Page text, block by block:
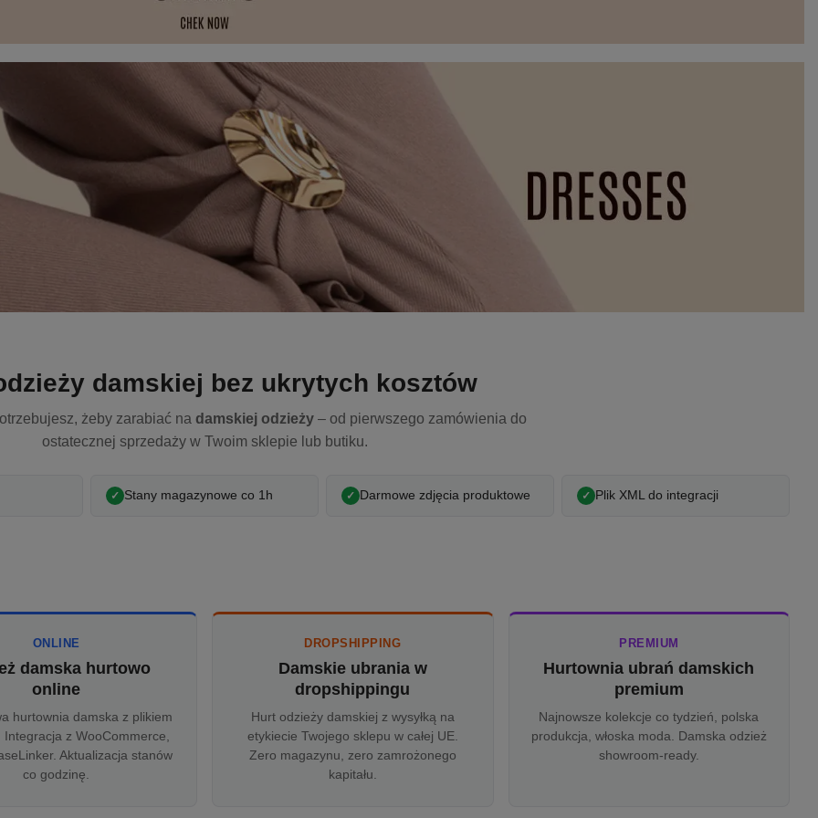
damskiej bez ukrytych kosztów
żeby zarabiać na damskiej odzieży – od pierwszego zamówienia do
ostatecznej sprzedaży w Twoim sklepie lub butiku.
Stany magazynowe co 1h Darmowe zdjęcia produktowe Plik XML do integracji
ONLINE
damska hurtowo
online
hurtownia damska z plikiem
Integracja z WooCommerce,
Aktualizacja stanów
co godzinę.
DROPSHIPPING
Damskie ubrania w
dropshippingu
Hurt odzieży damskiej z wysyłką na
etykiecie Twojego sklepu w całej UE.
Zero magazynu, zero zamrożonego
kapitału.
PREMIUM
Hurtownia ubrań damskich
premium
Najnowsze kolekcje co tydzień, polska
produkcja, włoska moda. Damska odzież
showroom-ready.